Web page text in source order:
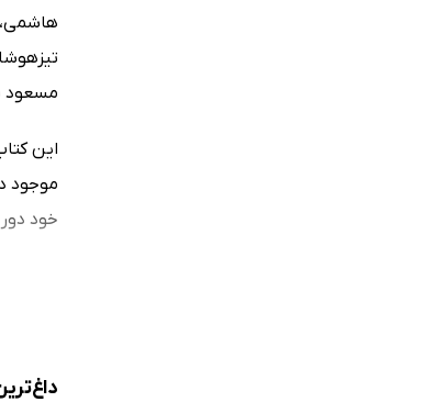
مسعود
این
موجود
خود
به
به